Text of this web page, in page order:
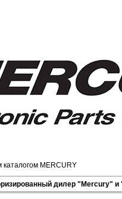
каталогом MERCURY
дилер "Mercury"